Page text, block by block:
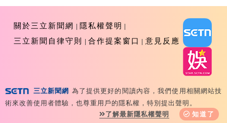
關於三立新聞網
隱私權聲明
三立新聞自律守則
合作提案窗口 意見反應
Copyright ©2026 Sanlih E-Television All Rights
Reserved 版權所有 盜用必究 台北市內湖區舊宗路一段159
號 02-8792-8888
三立新聞網 為了提供更好的閱讀內容，我們使用相關網站技
術來改善使用者體驗，也尊重用戶的隱私權，特別提出聲明。
了解最新隱私權聲明
知道了